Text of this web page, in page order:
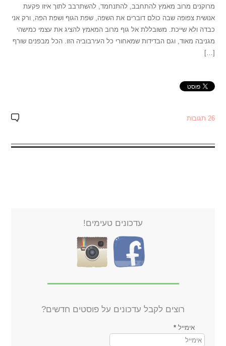
מרוקנים מרוב מאמץ להתחבב, להתנחמד, להשתרבב לתוך איזו פקעת
אנושית צפופה שבה כולם דוברים את השפה, שפת הגוף ושפת הפה, ורק אני
כבדה ולא שייכת. משובללת אל גוף מרוב המאמץ להציג את עצמי כמישהי
מגניבה מאוד, וגם הבדידות שמאחורי כל העירבוביה הזו. הכל מבפנים שורף
[…]
26 תגובות
עדכונים טעימים!
רוצים לקבל עדכונים על פוסטים חדשים?
אימייל*